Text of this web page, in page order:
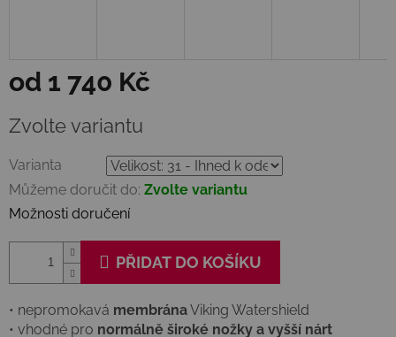
od 1 740 Kč
cena:
Zvolte variantu
Varianta
Můžeme doručit do: Zvolte variantu
Možnosti doručení
PŘIDAT DO KOŠÍKU
• nepromokavá membránaViking Watershield
• vhodné pro normálně široké nožky a vyšší nárt